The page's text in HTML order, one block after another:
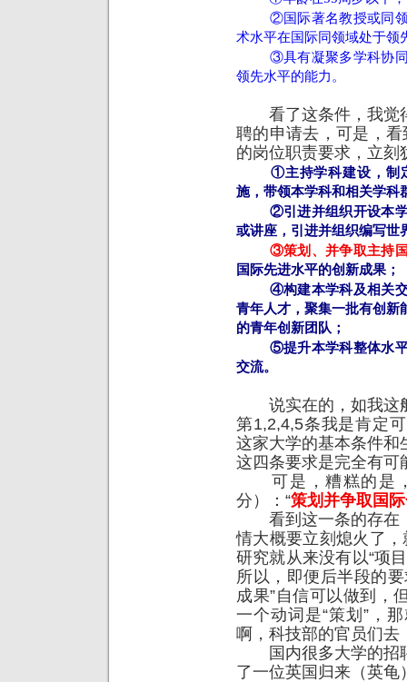
②国际著名教授或同
术水平在国际同领域处于领
③具有凝聚多学科协
领先水平的能力。
看了这条件，我觉
聘的申请去，可是，
的岗位职责要求，立刻
①主持学科建设，制
施，带领本学科和相关学科
②引进并组织开设本
或讲座，引进并组织编写世
③策划、并争取主持
国际先进水平的创新成果；
④构建本学科及相关
青年人才，聚集一批有创新
的青年创新团队；
⑤提升本学科整体水
交流。
说实在的，如我这
第1,2,4,5条我是肯定
这家大学的基本条件和
这四条要求是完全有可
可是，糟糕的是，
分）：“策划并争取国
看到这一条的存在
情大概要立刻熄火了
研究就从来没有以“项
所以，即便后半段的
成果”自信可以做到，
一个动词是“策划”，
啊，科技部的官员们去
国内很多大学的招
了一位英国归来（英龟